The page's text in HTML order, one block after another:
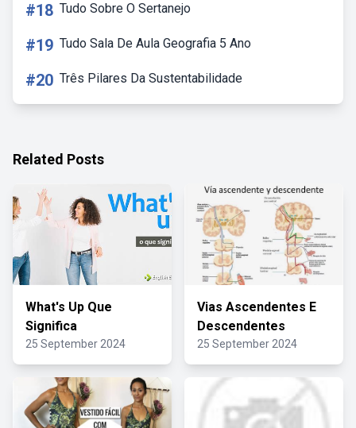
#18 Tudo Sobre O Sertanejo
#19 Tudo Sala De Aula Geografia 5 Ano
#20 Três Pilares Da Sustentabilidade
Related Posts
What's Up Que
Significa
25 September 2024
Vias Ascendentes E
Descendentes
25 September 2024